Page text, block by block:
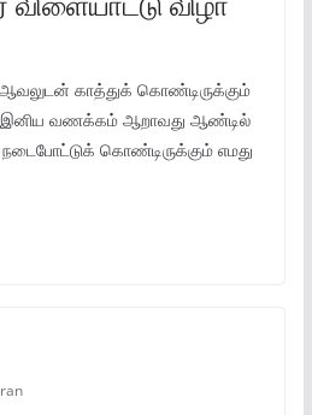
ஆவலுடன் காத்துக் கொண்டிருக்கும்
இனிய வணக்கம் ஆறாவது ஆண்டில்
நடைபோட்டுக் கொண்டிருக்கும் எமது